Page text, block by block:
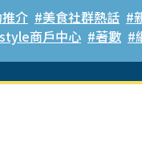
介 #美食社群熱話 #
商戶中心 #著數 #